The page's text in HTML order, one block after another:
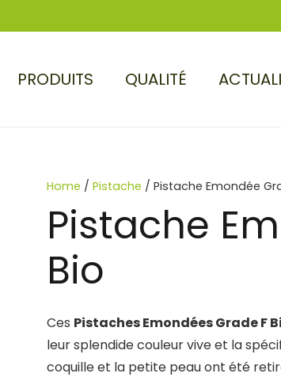
PRODUITS QUALITÉ
Home / Pistache / Pistache Emondée
Pistache
Bio
Ces Pistaches Emondées Grade F
leur splendide couleur vive et la
coquille et la petite peau ont été